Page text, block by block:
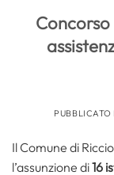
Il Comune di
l’assunzione di16